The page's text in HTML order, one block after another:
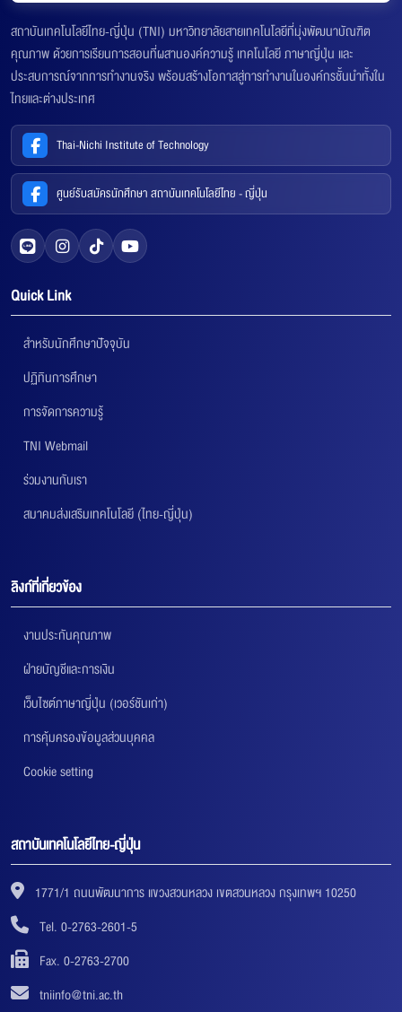
สถาบันเทคโนโลยีไทย-ญี่ปุ่น (TNI) มหาวิทยาลัยสายเทคโนโลยีที่มุ่งพัฒนาบัณฑิต
คุณภาพ ด้วยการเรียนการสอนที่ผสานองค์ความรู้ เทคโนโลยี ภาษาญี่ปุ่น และ
ประสบการณ์จากการทำงานจริง พร้อมสร้างโอกาสสู่การทำงานในองค์กรชั้นนำทั้งใน
ไทยและต่างประเทศ
Thai-Nichi Institute of Technology
ศูนย์รับสมัครนักศึกษา สถาบันเทคโนโลยีไทย - ญี่ปุ่น
Quick Link
สำหรับนักศึกษาปัจจุบัน
ปฏิทินการศึกษา
การจัดการความรู้
TNI Webmail
ร่วมงานกับเรา
สมาคมส่งเสริมเทคโนโลยี (ไทย-ญี่ปุ่น)
ลิงก์ที่เกี่ยวข้อง
งานประกันคุณภาพ
ฝ่ายบัญชีและการเงิน
เว็บไซต์ภาษาญี่ปุ่น (เวอร์ชันเก่า)
การคุ้มครองข้อมูลส่วนบุคคล
Cookie setting
สถาบันเทคโนโลยีไทย-ญี่ปุ่น
1771/1 ถนนพัฒนาการ แขวงสวนหลวง เขตสวนหลวง กรุงเทพฯ 10250
Tel. 0-2763-2601-5
Fax. 0-2763-2700
tniinfo@tni.ac.th